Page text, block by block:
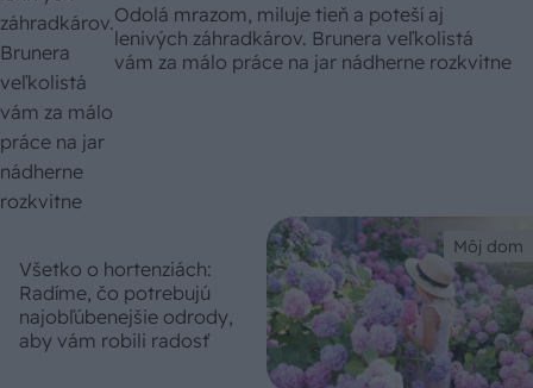
Odolá mrazom, miluje tieň a poteší aj
lenivých záhradkárov. Brunera veľkolistá
vám za málo práce na jar nádherne rozkvitne
Môj dom
Všetko o hortenziách:
Radíme, čo potrebujú
najobľúbenejšie odrody,
aby vám robili radosť